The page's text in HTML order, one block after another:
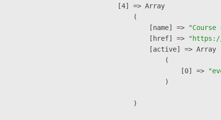
    [4] => Array
        (
            [name] =>
            [href] =>
            [active] => Array
                (
                    [0] =>
                )
        )